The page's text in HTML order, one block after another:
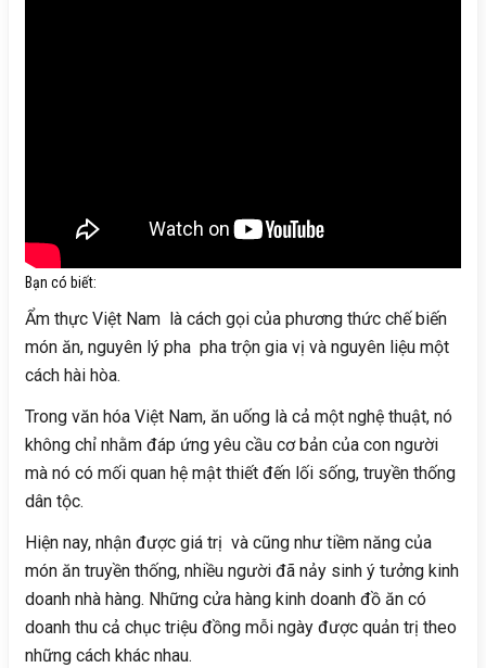
Bạn có biết:
Ẩm thực Việt Nam là cách gọi của phương thức chế biến
món ăn, nguyên lý pha pha trộn gia vị và nguyên liệu một
cách hài hòa.
Trong văn hóa Việt Nam, ăn uống là cả một nghệ thuật, nó
không chỉ nhằm đáp ứng yêu cầu cơ bản của con người
mà nó có mối quan hệ mật thiết đến lối sống, truyền thống
dân tộc.
Hiện nay, nhận được giá trị và cũng như tiềm năng của
món ăn truyền thống, nhiều người đã nảy sinh ý tưởng kinh
doanh nhà hàng. Những cửa hàng kinh doanh đồ ăn có
doanh thu cả chục triệu đồng mỗi ngày được quản trị theo
những cách khác nhau.